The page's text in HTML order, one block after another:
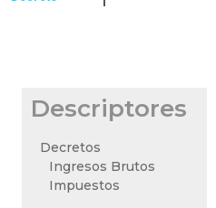
Descriptores
Decretos
Ingresos Brutos
Impuestos